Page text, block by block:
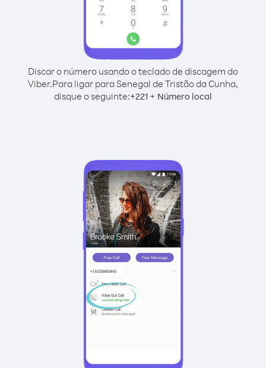
Discar o número usando o teclado de discagem do
Viber.Para ligar para Senegal de Tristão da Cunha,
disque o seguinte:+221 + Número local